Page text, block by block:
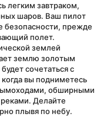
легким завтраком,
шаров. Ваш пилот
безопасности, прежде
полет.
землей
землю золотым
сочетаться с
вы подниметесь
обширными
Делайте
плывя по небу.